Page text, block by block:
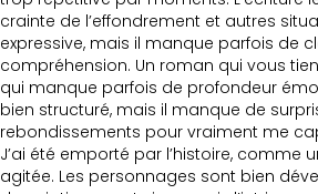
crainte de l’effondrement et autres
expressive, mais il manque parfois de
compréhension. Un roman qui vous
qui manque parfois de profondeur
bien structuré, mais il manque de
rebondissements pour vraiment me
J’ai été emporté par l’histoire, comme
agitée. Les personnages sont bien